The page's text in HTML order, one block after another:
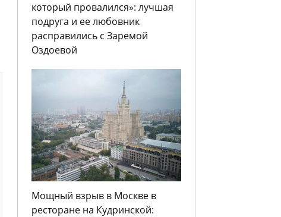
который провалился»: лучшая
подруга и ее любовник
расправились с Заремой
Оздоевой
Мощный взрыв в Москве в
ресторане на Кудринской: